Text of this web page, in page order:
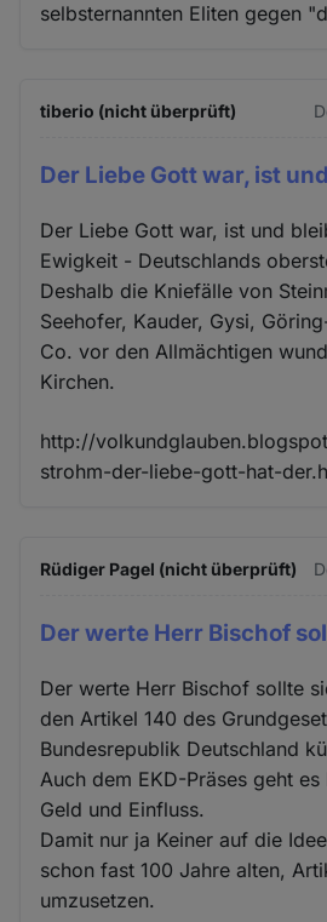
selbsternannten Eliten gegen
tiberio (nicht überprüft)
Der Liebe Gott war, ist und
Der Liebe Gott war, ist und
Ewigkeit - Deutschlands
Deshalb die Kniefälle von
Seehofer, Kauder, Gysi,
Co. vor den Allmächtigen
Kirchen.
http://
strohm-der-liebe-gott-hat-
Rüdiger Pagel (nicht überprüft)
Der werte Herr Bischof
Der werte Herr Bischof sollte
den Artikel 140 des
Bundesrepublik Deutschland
Auch dem EKD-Präses geht
Geld und Einfluss.
Damit nur ja Keiner auf die
schon fast 100 Jahre alten,
umzusetzen.